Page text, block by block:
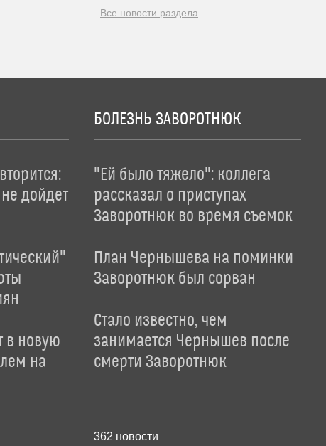
Все новости раздела
дойдет
в новую
на
БОЛЕЗНЬ ЗАВОРОТНЮК
"Ей было тяжело": коллега
рассказал о приступах
Заворотнюк во время съемок
План Чернышева на поминки
Заворотнюк был сорван
Стало известно, чем
занимается Чернышев после
смерти Заворотнюк
362 новости